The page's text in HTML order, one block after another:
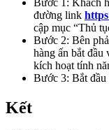
Bước 1: Khách
đường link
cập mục “Thủ
Bước 2: Bên
hàng ấn bắt
kích hoạt tính
Bước 3: Bắt đầu
Kết